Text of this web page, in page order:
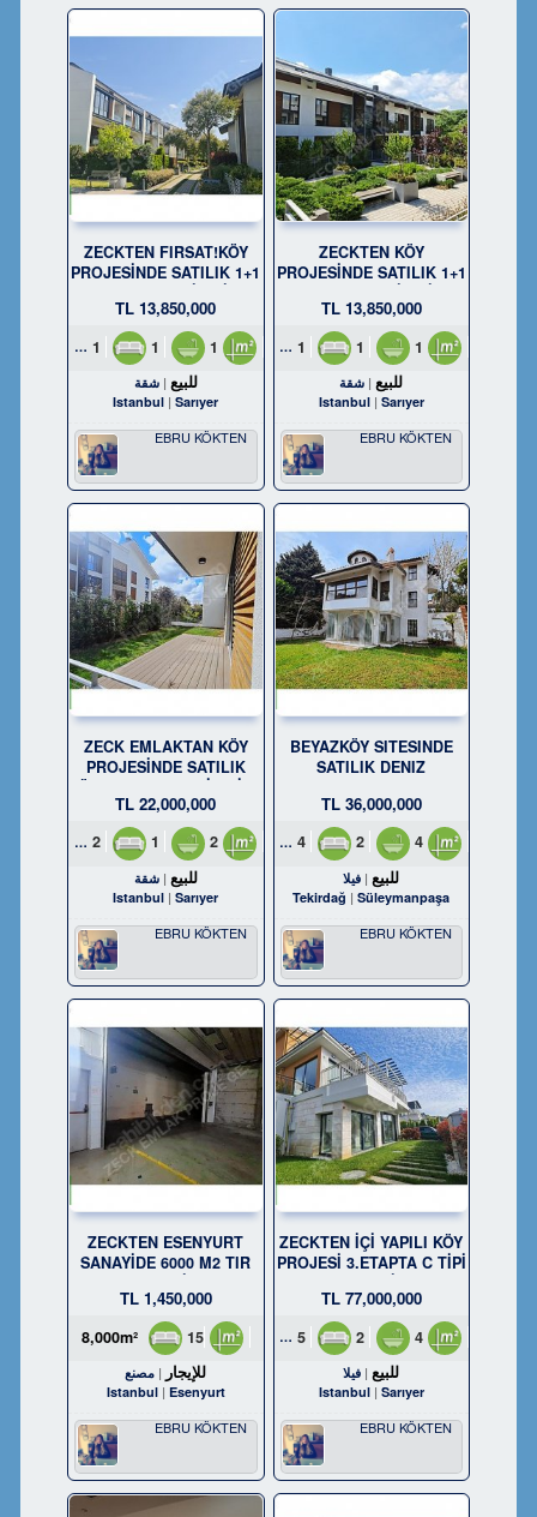
ZECKTEN KÖY
PROJESİNDE SATILIK 1+1
13,850,000 TL
70m²
1 1
1
للبيع
شقة
Istanbul
Sarıyer
EBRU KÖKTEN
ZECKTEN FIRSAT!KÖY
PROJESİNDE SATILIK 1+1
13,850,000 TL
1 1
1
للبيع
شقة
Istanbul
Sarıyer
EBRU KÖKTEN
BEYAZKÖY SITESINDE
SATILIK DENIZ
MÜSTAKIL VILLA
36,000,000 TL
350m²
4 2
4
للبيع
فيلا
Tekirdağ
Süleymanpaşa
EBRU KÖKTEN
ZECK EMLAKTAN KÖY
PROJESİNDE SATILIK
22,000,000 TL
100m²
2 1
2
للبيع
شقة
Istanbul
Sarıyer
EBRU KÖKTEN
ZECKTEN İÇİ YAPILI KÖY
PROJESİ 3.ETAPTA C TİPİ
77,000,000 TL
338m²
5 2
4
للبيع
فيلا
Istanbul
Sarıyer
EBRU KÖKTEN
ZECKTEN ESENYURT
SANAYİDE 6000 M2 TIR
FABRİKA
1,450,000 TL
15
للإيجار
مصنع
Istanbul
Esenyurt
EBRU KÖKTEN